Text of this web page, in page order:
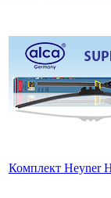
Комплект Heyner